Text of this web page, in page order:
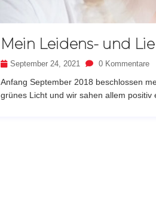
Mein Leidens- und
September 24, 2021 0 Kommentare
Anfang September 2018 beschlossen
grünes Licht und wir sahen allem